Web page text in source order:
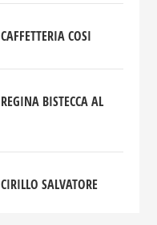
CAFFETTERIA COSI
REGINA BISTECCA AL
CIRILLO SALVATORE